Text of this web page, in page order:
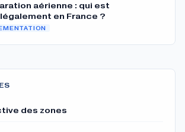
aérienne : qui est
en France ?
des zones